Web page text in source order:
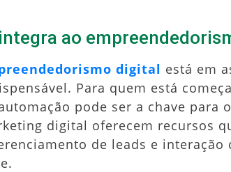
ao
digital está em
Para quem está
pode ser a chave para
digital oferecem recursos
de leads e